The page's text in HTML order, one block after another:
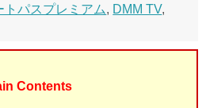
トパスプレミアム, DMM TV,
Contents